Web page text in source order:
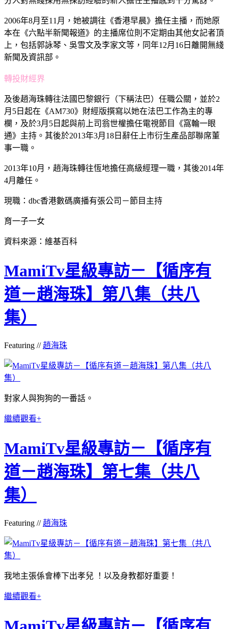
2006年8月至11月，她被調往《香港早晨》擔任主播，而她原
本在《六點半新聞報道》的主播席位則不定期由其他女記者頂
上，包括郭詠琴、吳雪文及李家文等，同年12月16日離開無綫
新聞及資訊部。
轉投財經界
及後趙海珠轉往法國巴黎銀行（下稱法巴）任職公關，並於2
月5日起在《AM730》財經版撰寫以她在法巴工作為主的專
欄，及於3月5日起與前上司翁世權擔任電視節目《窩輪一眼
通》主持。其後於2013年3月18日辭任上市衍生產品部聯席董
事一職。
2013年10月，趙海珠轉往恆地擔任高級經理一職，其後2014年
4月離任。
現職：dbc香港數碼廣播有張公司－節目主持
育一子一女
資料來源：維基百科
MamiTv星級專訪－【循序有
道－趙海珠】第八集（共八
集）
Featuring //趙海珠
對家人與狗狗的一番話。
繼續觀看+
MamiTv星級專訪－【循序有
道－趙海珠】第七集（共八
集）
Featuring //趙海珠
我地主張係會棒下出孝兒 ！以及身教都好重要！
繼續觀看+